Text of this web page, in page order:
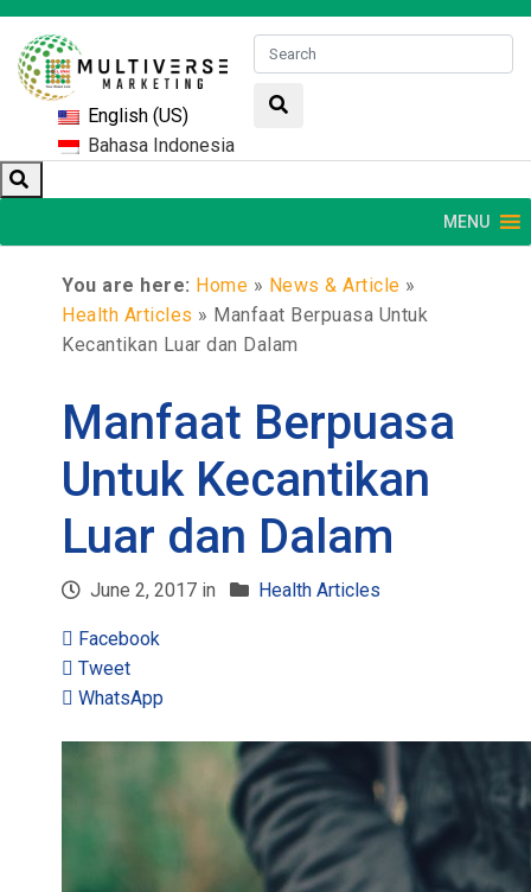
English (US)
Bahasa Indonesia
MENU
You are here: Home » News & Article »
Health Articles » Manfaat Berpuasa Untuk
Kecantikan Luar dan Dalam
Manfaat Berpuasa
Untuk Kecantikan
Luar dan Dalam
June 2, 2017 in Health Articles
Facebook
Tweet
WhatsApp